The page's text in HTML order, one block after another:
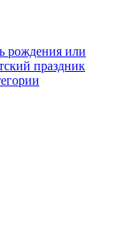
рождения или
праздник